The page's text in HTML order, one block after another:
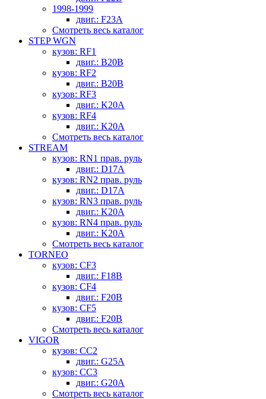
1998-1999
двиг.: F23A
Смотреть весь каталог
STEP WGN
кузов: RF1
двиг.: B20B
кузов: RF2
двиг.: B20B
кузов: RF3
двиг.: K20A
кузов: RF4
двиг.: K20A
Смотреть весь каталог
STREAM
кузов: RN1 прав. руль
двиг.: D17A
кузов: RN2 прав. руль
двиг.: D17A
кузов: RN3 прав. руль
двиг.: K20A
кузов: RN4 прав. руль
двиг.: K20A
Смотреть весь каталог
TORNEO
кузов: CF3
двиг.: F18B
кузов: CF4
двиг.: F20B
кузов: CF5
двиг.: F20B
Смотреть весь каталог
VIGOR
кузов: CC2
двиг.: G25A
кузов: CC3
двиг.: G20A
Смотреть весь каталог